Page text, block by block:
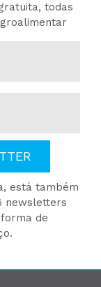
todas
está também
newsletters
de